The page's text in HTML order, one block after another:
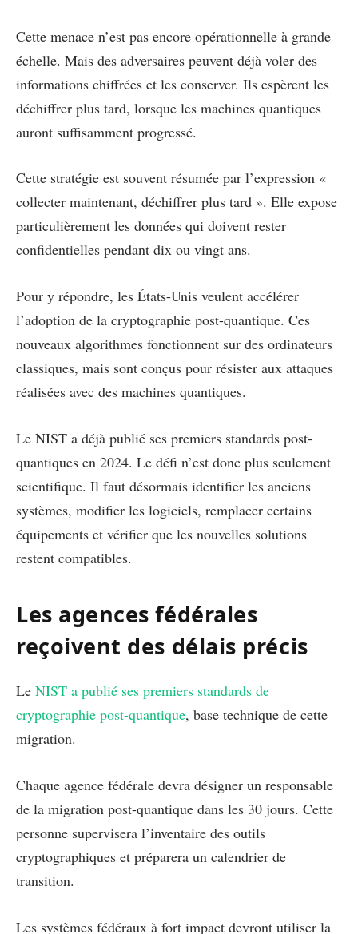
Cette menace n’est pas encore opérationnelle à grande
échelle. Mais des adversaires peuvent déjà voler des
informations chiffrées et les conserver. Ils espèrent les
déchiffrer plus tard, lorsque les machines quantiques
auront suffisamment progressé.
Cette stratégie est souvent résumée par l’expression «
collecter maintenant, déchiffrer plus tard ». Elle expose
particulièrement les données qui doivent rester
confidentielles pendant dix ou vingt ans.
Pour y répondre, les États-Unis veulent accélérer
l’adoption de la cryptographie post-quantique. Ces
nouveaux algorithmes fonctionnent sur des ordinateurs
classiques, mais sont conçus pour résister aux attaques
réalisées avec des machines quantiques.
Le NIST a déjà publié ses premiers standards post-
quantiques en 2024. Le défi n’est donc plus seulement
scientifique. Il faut désormais identifier les anciens
systèmes, modifier les logiciels, remplacer certains
équipements et vérifier que les nouvelles solutions
restent compatibles.
Les agences fédérales
reçoivent des délais précis
Le NIST a publié ses premiers standards de
cryptographie post-quantique, base technique de cette
migration.
Chaque agence fédérale devra désigner un responsable
de la migration post-quantique dans les 30 jours. Cette
personne supervisera l’inventaire des outils
cryptographiques et préparera un calendrier de
transition.
Les systèmes fédéraux à fort impact devront utiliser la